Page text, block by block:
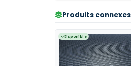
Produits connexes
Disponible